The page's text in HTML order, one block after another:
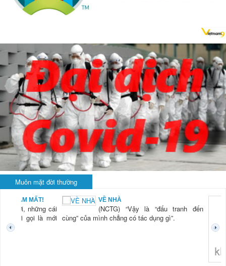
Muôn mặt đời thường
VỀ NHÀ
(NCTG) “Vậy là “đấu tranh đến
cùng” của mình chẳng có tác dụng gì”.